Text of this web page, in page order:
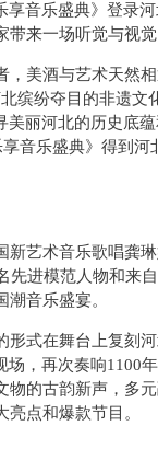
音乐盛典》登录
来一场听觉与视觉
，美酒与艺术天然
缤纷夺目的非遗文
丽河北的历史底
音乐盛典》得到河
新艺术音乐歌唱龚
先进模范人物和来
音乐盛宴。
形式在舞台上复刻
，再次奏响1100
的古韵新声，多
点和爆款节目。